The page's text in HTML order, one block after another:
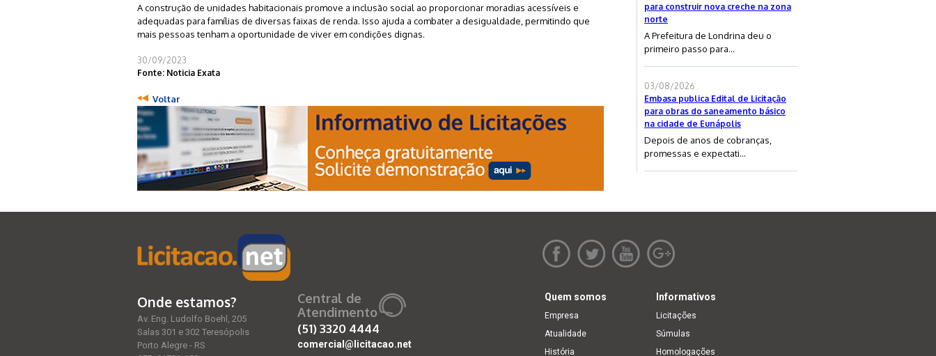
A construção de unidades habitacionais promove a inclusão social ao proporcionar moradias acessíveis e
adequadas para famílias de diversas faixas de renda. Isso ajuda a combater a desigualdade, permitindo que
mais pessoas tenham a oportunidade de viver em condições dignas.
30/09/2023
Fonte: Noticia Exata
Voltar
para construir nova creche na zona
norte
A Prefeitura de Londrina deu o
primeiro passo para...
03/08/2026
Embasa publica Edital de Licitação
para obras do saneamento básico
na cidade de Eunápolis
Depois de anos de cobranças,
promessas e expectati...
Onde estamos?
Av. Eng. Ludolfo Boehl, 205
Salas 301 e 302 Teresópolis
Porto Alegre - RS
Central de
Atendimento
(51)3320 4444
comercial@licitacao.net
Quem somos
Empresa
Atualidade
História
Informativos
Licitações
Súmulas
Homologações